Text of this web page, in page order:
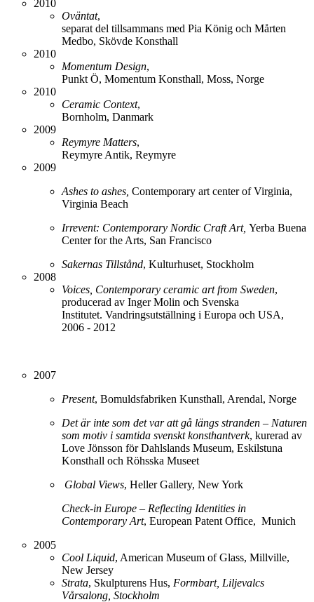
2010
Oväntat,
separat del tillsammans med Pia König och Mårten
Medbo, Skövde Konsthall
2010
Momentum Design,
Punkt Ö, Momentum Konsthall, Moss, Norge
2010
Ceramic Context,
Bornholm, Danmark
2009
Reymyre Matters,
Reymyre Antik, Reymyre
2009
Ashes to ashes, Contemporary art center of Virginia,
Virginia Beach
Irrevent: Contemporary Nordic Craft Art, Yerba Buena
Center for the Arts, San Francisco
Sakernas Tillstånd, Kulturhuset, Stockholm
2008
Voices, Contemporary ceramic art from Sweden,
producerad av Inger Molin och Svenska
Institutet. Vandringsutställning i Europa och USA,
2006 - 2012
2007
Present, Bomuldsfabriken Kunsthall, Arendal, Norge
Det är inte som det var att gå längs stranden – Naturen
som motiv i samtida svenskt konsthantverk, kurerad av
Love Jönsson för Dahlslands Museum, Eskilstuna
Konsthall och Röhsska Museet
Global Views, Heller Gallery, New York
Check-in Europe – Reflecting Identities in
Contemporary Art, European Patent Office, Munich
2005
Cool Liquid, American Museum of Glass, Millville,
New Jersey
Strata, Skulpturens Hus, Formbart, Liljevalcs
Vårsalong, Stockholm